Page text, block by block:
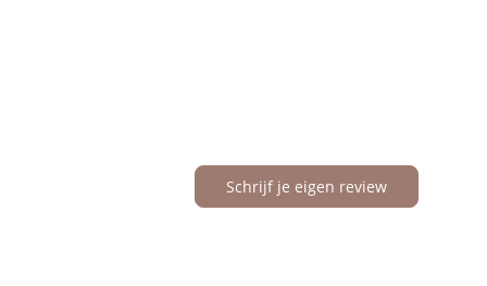
Schrijf je eigen review